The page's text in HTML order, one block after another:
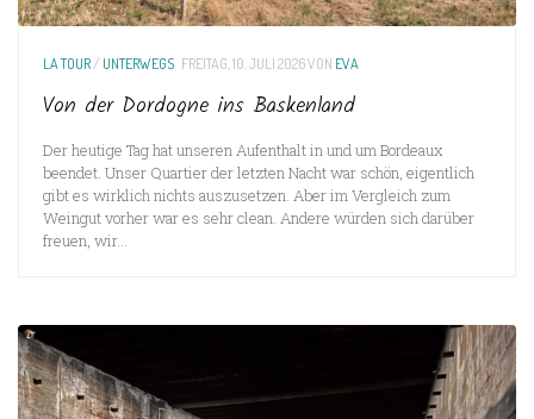
LA TOUR/UNTERWEGS FREITAG, 10. JULI 2026VON EVA
Von der Dordogne ins Baskenland
Der heutige Tag hat unseren Aufenthalt in und um Bordeaux
beendet. Unser Quartier der letzten Nacht war schön, eigentlich
gibt es wirklich nichts auszusetzen. Aber im Vergleich zum
Weingut vorher war es sehr clean. Andere würden sich darüber
freuen, wir...